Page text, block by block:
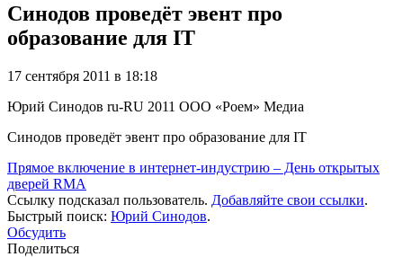
Синодов проведёт эвент про
образование для IT
17 сентября 2011 в 18:18
Юрий Синодов ru-RU 2011 ООО «Роем» Медиа
Синодов проведёт эвент про образование для IT
Прямое включение в интернет-индустрию – День открытых
дверей RMA
Ссылку подсказал пользователь. Добавляйте свои ссылки.
Быстрый поиск: Юрий Синодов.
Обсудить
Поделиться